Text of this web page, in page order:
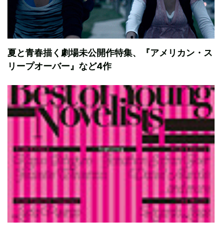
夏と青春描く劇場未公開作特集、『アメリカン・ス
リープオーバー』など4作